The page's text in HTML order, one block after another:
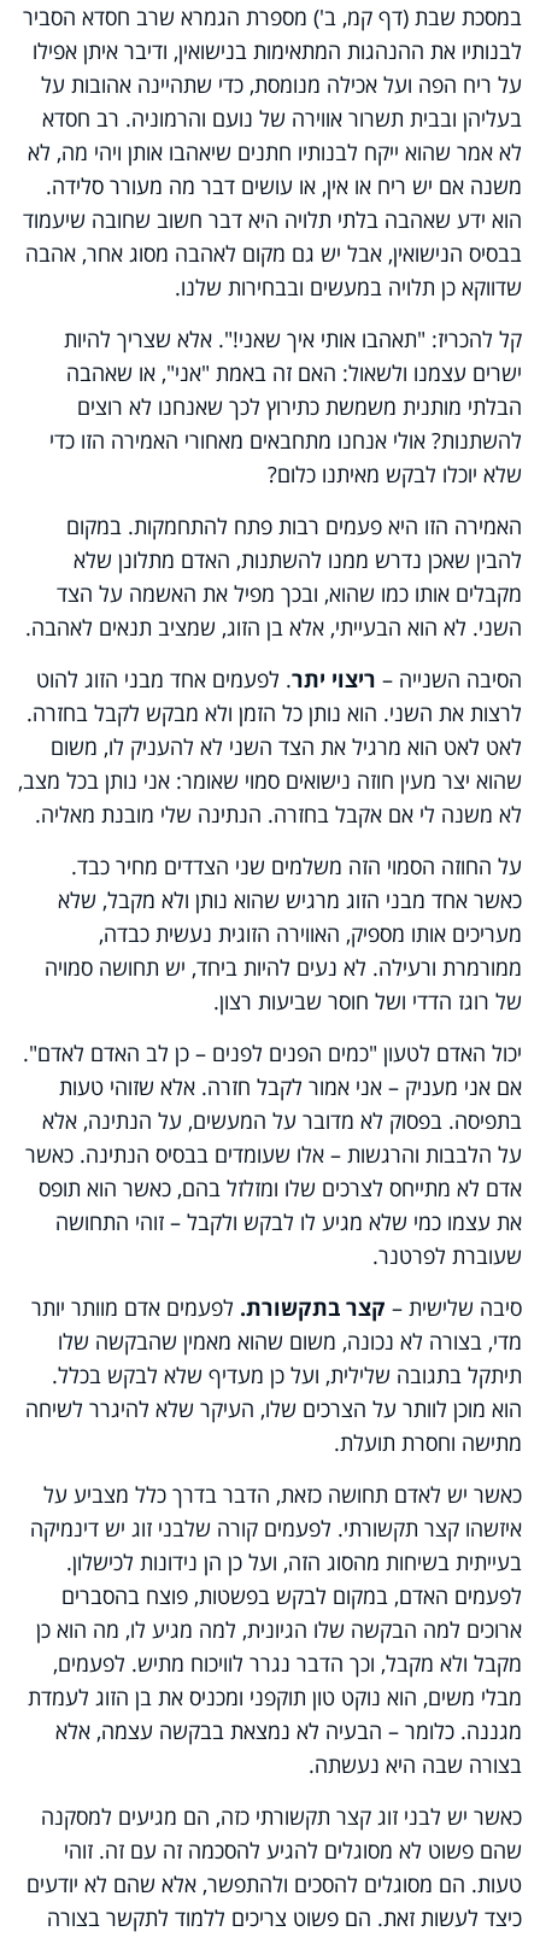
במסכת שבת (דף קמ, ב') מספרת הגמרא שרב חסדא הסביר
לבנותיו את ההנהגות המתאימות בנישואין, ודיבר איתן אפילו
על ריח הפה ועל אכילה מנומסת, כדי שתהיינה אהובות על
בעליהן ובבית תשרור אווירה של נועם והרמוניה. רב חסדא
לא אמר שהוא ייקח לבנותיו חתנים שיאהבו אותן ויהי מה, לא
משנה אם יש ריח או אין, או עושים דבר מה מעורר סלידה.
הוא ידע שאהבה בלתי תלויה היא דבר חשוב שחובה שיעמוד
בבסיס הנישואין, אבל יש גם מקום לאהבה מסוג אחר, אהבה
שדווקא כן תלויה במעשים ובבחירות שלנו.
קל להכריז: "תאהבו אותי איך שאני!". אלא שצריך להיות
ישרים עצמנו ולשאול: האם זה באמת "אני", או שאהבה
הבלתי מותנית משמשת כתירוץ לכך שאנחנו לא רוצים
להשתנות? אולי אנחנו מתחבאים מאחורי האמירה הזו כדי
שלא יוכלו לבקש מאיתנו כלום?
האמירה הזו היא פעמים רבות פתח להתחמקות. במקום
להבין שאכן נדרש ממנו להשתנות, האדם מתלונן שלא
מקבלים אותו כמו שהוא, ובכך מפיל את האשמה על הצד
השני. לא הוא הבעייתי, אלא בן הזוג, שמציב תנאים לאהבה.
הסיבה השנייה – ריצוי יתר. לפעמים אחד מבני הזוג להוט
לרצות את השני. הוא נותן כל הזמן ולא מבקש לקבל בחזרה.
לאט לאט הוא מרגיל את הצד השני לא להעניק לו, משום
שהוא יצר מעין חוזה נישואים סמוי שאומר: אני נותן בכל מצב,
לא משנה לי אם אקבל בחזרה. הנתינה שלי מובנת מאליה.
על החוזה הסמוי הזה משלמים שני הצדדים מחיר כבד.
כאשר אחד מבני הזוג מרגיש שהוא נותן ולא מקבל, שלא
מעריכים אותו מספיק, האווירה הזוגית נעשית כבדה,
ממורמרת ורעילה. לא נעים להיות ביחד, יש תחושה סמויה
של רוגז הדדי ושל חוסר שביעות רצון.
יכול האדם לטעון "כמים הפנים לפנים – כן לב האדם לאדם".
אם אני מעניק – אני אמור לקבל חזרה. אלא שזוהי טעות
בתפיסה. בפסוק לא מדובר על המעשים, על הנתינה, אלא
על הלבבות והרגשות – אלו שעומדים בבסיס הנתינה. כאשר
אדם לא מתייחס לצרכים שלו ומזלזל בהם, כאשר הוא תופס
את עצמו כמי שלא מגיע לו לבקש ולקבל – זוהי התחושה
שעוברת לפרטנר.
סיבה שלישית – קצר בתקשורת. לפעמים אדם מוותר יותר
מדי, בצורה לא נכונה, משום שהוא מאמין שהבקשה שלו
תיתקל בתגובה שלילית, ועל כן מעדיף שלא לבקש בכלל.
הוא מוכן לוותר על הצרכים שלו, העיקר שלא להיגרר לשיחה
מתישה וחסרת תועלת.
כאשר יש לאדם תחושה כזאת, הדבר בדרך כלל מצביע על
איזשהו קצר תקשורתי. לפעמים קורה שלבני זוג יש דינמיקה
בעייתית בשיחות מהסוג הזה, ועל כן הן נידונות לכישלון.
לפעמים האדם, במקום לבקש בפשטות, פוצח בהסברים
ארוכים למה הבקשה שלו הגיונית, למה מגיע לו, מה הוא כן
מקבל ולא מקבל, וכך הדבר נגרר לוויכוח מתיש. לפעמים,
מבלי משים, הוא נוקט טון תוקפני ומכניס את בן הזוג לעמדת
מגננה. כלומר – הבעיה לא נמצאת בבקשה עצמה, אלא
בצורה שבה היא נעשתה.
כאשר יש לבני זוג קצר תקשורתי כזה, הם מגיעים למסקנה
שהם פשוט לא מסוגלים להגיע להסכמה זה עם זה. זוהי
טעות. הם מסוגלים להסכים ולהתפשר, אלא שהם לא יודעים
כיצד לעשות זאת. הם פשוט צריכים ללמוד לתקשר בצורה